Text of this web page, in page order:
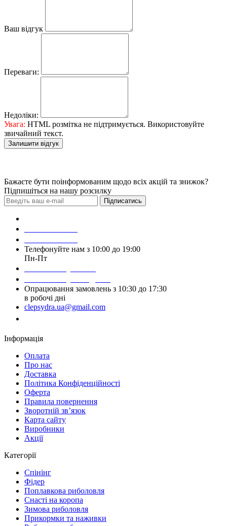
Ваш відгук
Переваги:
Недоліки:
Увага: HTML розмітка не підтримується. Використовуйте
звичайний текст.
Залишити відгук
Бажаєте бути поінформованим щодо всіх акцій та знижок?
Підпишіться на нашу розсилку
Підписатись
Телефонуйте нам з 10:00 до 19:00
Пн-Пт
Опрацювання замовлень з 10:30 до 17:30
в робочі дні
clepsydra.ua@gmail.com
Інформація
Оплата
Про нас
Доставка
Політика Конфіденційності
Оферта
Правила повернення
Зворотній зв’язок
Карта сайту
Виробники
Акції
Категорії
Спінінг
Фідер
Поплавкова риболовля
Снасті на коропа
Зимова риболовля
Прикормки та наживки